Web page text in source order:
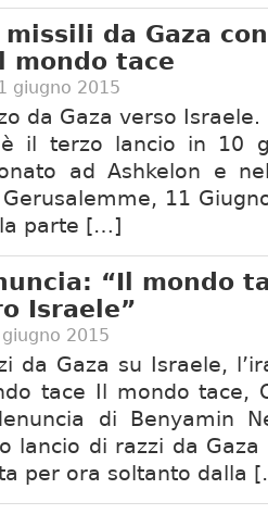
da Gaza
mondo tace
giugno 2015
da Gaza verso
il terzo lancio in 10
ad Ashkelon e
11
parte […]
“Il mondo
Israele”
2015
da Gaza su Israele,
tace Il mondo tace,
di Benyamin
lancio di razzi da
per ora soltanto dalla